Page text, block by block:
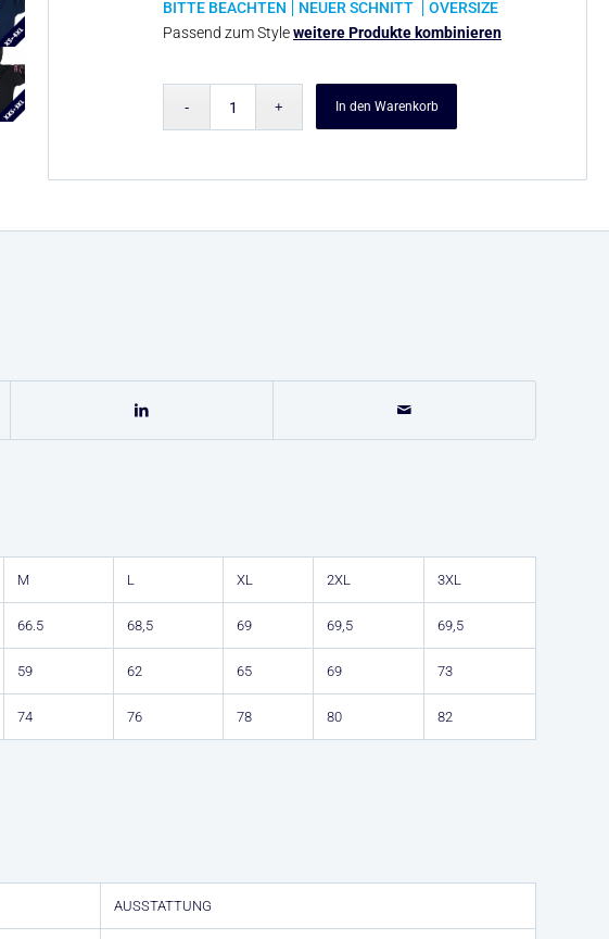
BITTE BEACHTEN NEUER SCHNITT
OVERSIZE
Passend zum Styleweitere Produkte kombinieren
In den Warenkorb
M L XL 2XL 3XL
66.5 68,5 69 69,5 69,5
59 62 65 69 73
74 76 78 80 82
AUSSTATTUNG